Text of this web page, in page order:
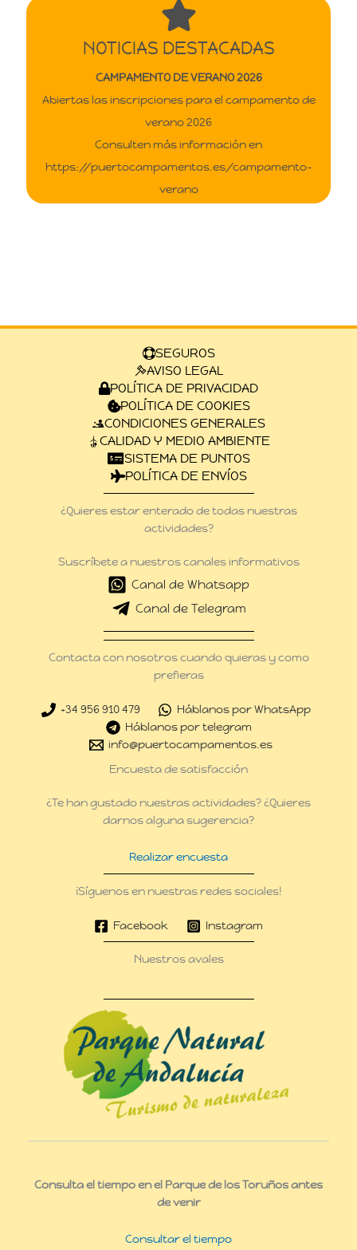
NOTICIAS DESTACADAS
CAMPAMENTO DE VERANO 2026
Abiertas las inscripciones para el campamento de
verano 2026
Consulten más información en
https://puertocampamentos.es/campamento-
verano
SEGUROS
AVISO LEGAL
POLÍTICA DE PRIVACIDAD
POLÍTICA DE COOKIES
CONDICIONES GENERALES
CALIDAD Y MEDIO AMBIENTE
SISTEMA DE PUNTOS
POLÍTICA DE ENVÍOS
¿Quieres estar enterado de todas nuestras
actividades?
Suscríbete a nuestros canales informativos
Canal de Whatsapp
Canal de Telegram
Contacta con nosotros cuando quieras y como
prefieras
+34 956 910 479
Háblanos por WhatsApp
Háblanos por telegram
info@puertocampamentos.es
Encuesta de satisfacción
¿Te han gustado nuestras actividades? ¿Quieres
darnos alguna sugerencia?
Realizar encuesta
¡Síguenos en nuestras redes sociales!
Facebook Instagram
Nuestros avales
Consulta el tiempo en el Parque de los Toruños antes
de venir
Consultar el tiempo